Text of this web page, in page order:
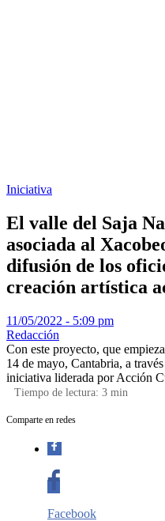
Iniciativa
El valle del Saja
asociada al
difusión de los
creación artística
11/05/2022 - 5:09 pm
Redacción
Con este proyecto, que
14 de mayo, Cantabria, a
iniciativa liderada por Acción
Tiempo de lectura: 3 min
Comparte en redes
Facebook